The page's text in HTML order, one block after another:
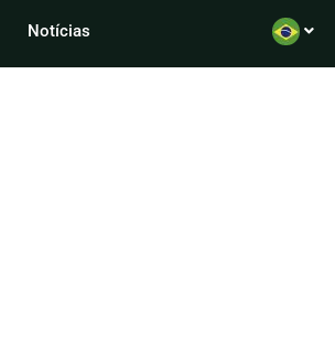
Notícias